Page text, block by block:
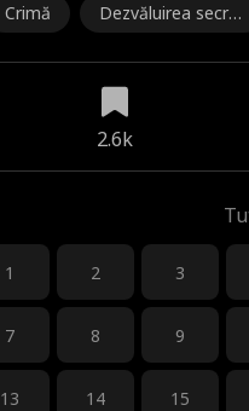
Crimă
Dezvăluirea secre
2.6k
1 2 3
7 8 9
13 14 15